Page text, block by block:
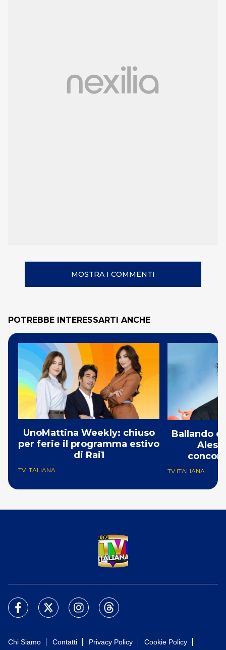
MOSTRA I COMMENTI
POTREBBE INTERESSARTI ANCHE
UnoMattina Weekly: chiuso
per ferie il programma estivo
di Rai1
TV ITALIANA
Ballando
TV ITALIANA
Chi Siamo Contatti Privacy Policy Cookie Policy